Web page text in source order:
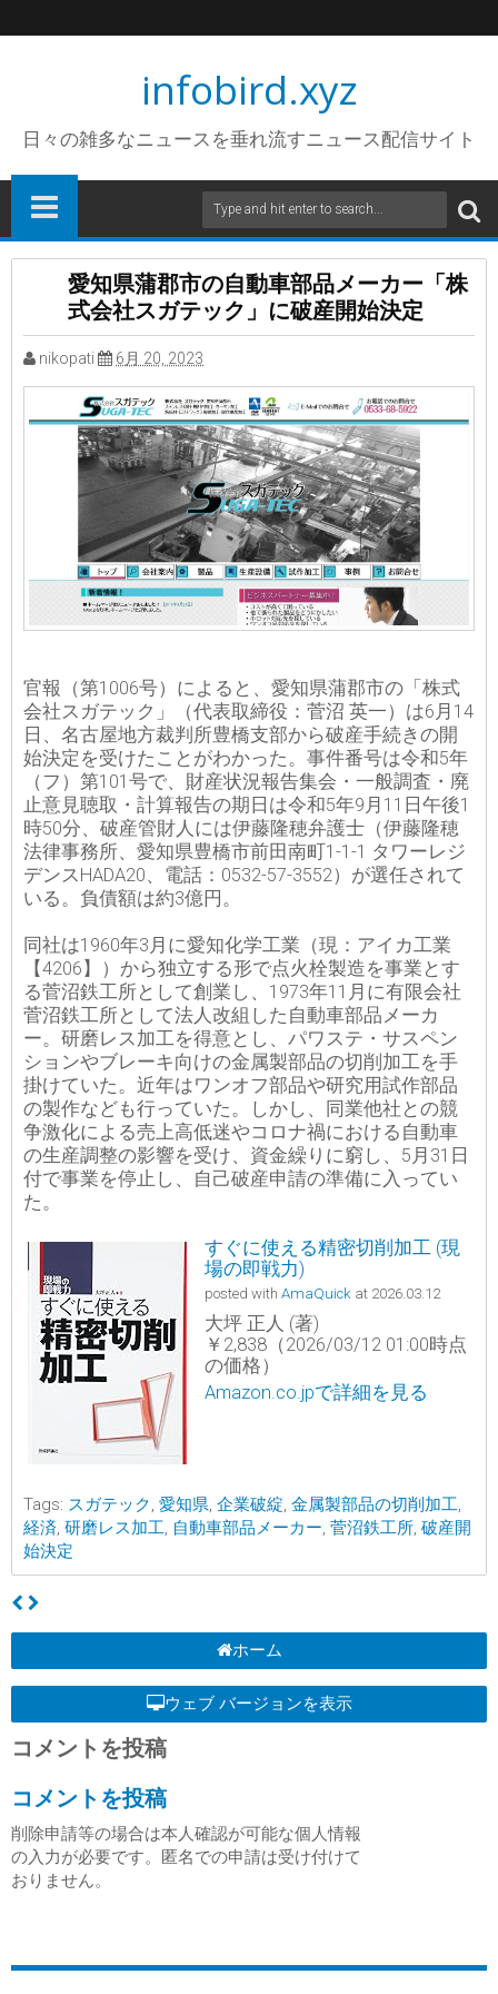
infobird.xyz
日々の雑多なニュースを垂れ流すニュース配信サイト
愛知県蒲郡市の自動車部品メーカー「株
式会社スガテック」に破産開始決定
nikopati 6月 20, 2023
官報（第1006号）によると、愛知県蒲郡市の「株式
会社スガテック」（代表取締役：菅沼 英一）は6月14
日、名古屋地方裁判所豊橋支部から破産手続きの開
始決定を受けたことがわかった。事件番号は令和5年
（フ）第101号で、財産状況報告集会・一般調査・廃
止意見聴取・計算報告の期日は令和5年9月11日午後1
時50分、破産管財人には伊藤隆穂弁護士（伊藤隆穂
法律事務所、愛知県豊橋市前田南町1-1-1 タワーレジ
デンスHADA20、電話：0532-57-3552）が選任されて
いる。負債額は約3億円。
同社は1960年3月に愛知化学工業（現：アイカ工業
【4206】）から独立する形で点火栓製造を事業とす
る菅沼鉄工所として創業し、1973年11月に有限会社
菅沼鉄工所として法人改組した自動車部品メーカ
ー。研磨レス加工を得意とし、パワステ・サスペン
ションやブレーキ向けの金属製部品の切削加工を手
掛けていた。近年はワンオフ部品や研究用試作部品
の製作なども行っていた。しかし、同業他社との競
争激化による売上高低迷やコロナ禍における自動車
の生産調整の影響を受け、資金繰りに窮し、5月31日
付で事業を停止し、自己破産申請の準備に入ってい
た。
すぐに使える精密切削加工 (現
場の即戦力)
posted with AmaQuick at 2026.03.12
大坪 正人 (著)
￥2,838（2026/03/12 01:00時点
の価格）
Amazon.co.jpで詳細を見る
Tags: スガテック, 愛知県, 企業破綻, 金属製部品の切削加工,
経済, 研磨レス加工, 自動車部品メーカー, 菅沼鉄工所, 破産開
始決定
ホーム
ウェブ バージョンを表示
コメントを投稿
コメントを投稿
削除申請等の場合は本人確認が可能な個人情報
の入力が必要です。匿名での申請は受け付けて
おりません。